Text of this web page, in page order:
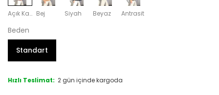
Açık Kahverengi Bej Siyah Beyaz Antrasit
Beden
Standart
Hızlı Teslimat: 2 gün içinde kargoda